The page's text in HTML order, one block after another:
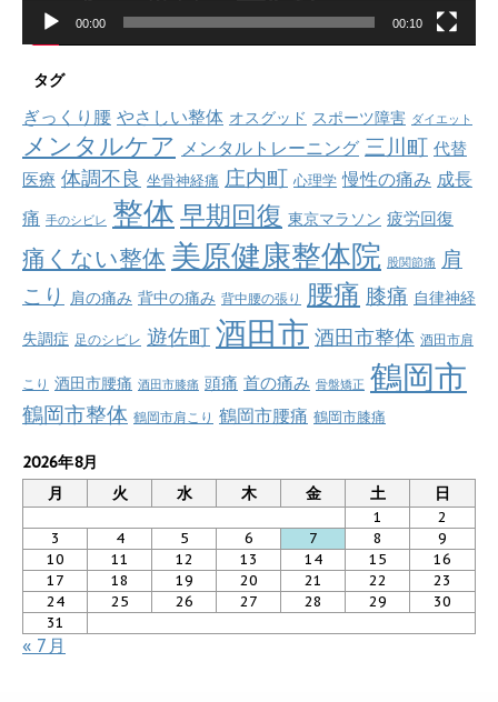
00:00 00:10
タグ
ぎっくり腰 やさしい整体 オスグッド スポーツ障害 ダイエット
メンタルケア メンタルトレーニング 三川町 代替
医療 体調不良 坐骨神経痛 庄内町 心理学 慢性の痛み 成長
痛 手のシビレ 整体 早期回復 東京マラソン 疲労回復
痛くない整体 美原健康整体院 股関節痛 肩
こり 肩の痛み 背中の痛み 背中腰の張り 腰痛 膝痛 自律神経
失調症 足のシビレ 遊佐町 酒田市 酒田市整体 酒田市肩
こり 酒田市腰痛 酒田市膝痛 頭痛 首の痛み 骨盤矯正 鶴岡市
鶴岡市整体 鶴岡市肩こり 鶴岡市腰痛 鶴岡市膝痛
2026年8月
月
火 水 木 金 土 日
1
2
3
4 5 6 7 8
9
10
11 12 13 14 15
16
17
18 19 20 21 22
23
24
25 26 27 28 29
30
31
« 7月